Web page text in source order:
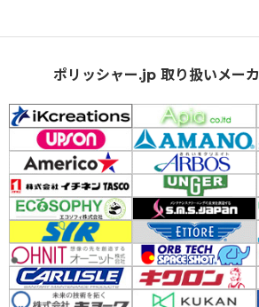
ポリッシャー.jp 取り扱いメー